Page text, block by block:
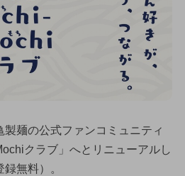
製麺の公式ファンコミュニティ
クラブ」へとリニューアルし
無料）。